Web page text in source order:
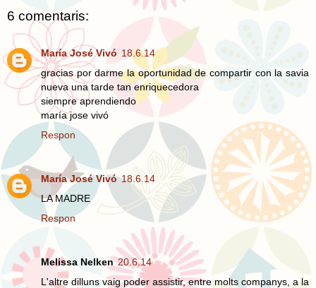
6 comentaris:
María José Vivó 18.6.14
gracias por darme la oportunidad de compartir con la savia
nueva una tarde tan enriquecedora
siempre aprendiendo
maría jose vivó
Respon
María José Vivó 18.6.14
LA MADRE
Respon
Melissa Nelken 20.6.14
L'altre dilluns vaig poder assistir, entre molts companys, a la